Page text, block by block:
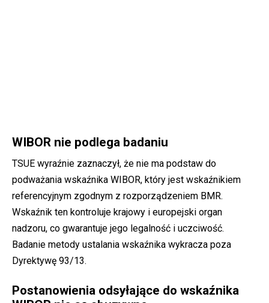
WIBOR nie podlega badaniu
TSUE wyraźnie zaznaczył, że nie ma podstaw do
podważania wskaźnika WIBOR, który jest wskaźnikiem
referencyjnym zgodnym z rozporządzeniem BMR.
Wskaźnik ten kontroluje krajowy i europejski organ
nadzoru, co gwarantuje jego legalność i uczciwość.
Badanie metody ustalania wskaźnika wykracza poza
Dyrektywę 93/13.
Postanowienia odsyłające do wskaźnika